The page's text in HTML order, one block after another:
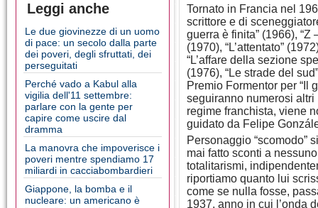
Leggi anche
Le due giovinezze di un uomo
di pace: un secolo dalla parte
dei poveri, degli sfruttati, dei
perseguitati
Perché vado a Kabul alla
vigilia dell'11 settembre:
parlare con la gente per
capire come uscire dal
dramma
La manovra che impoverisce i
poveri mentre spendiamo 17
miliardi in cacciabombardieri
Giappone, la bomba e il
nucleare: un americano è
Tornato in Francia nel
scrittore e di
guerra è finita” (1966), “Z
(1970), “L’attentato”
“L’affare della sezione
(1976), “Le strade del
Premio Formentor per “Il
seguiranno numerosi
regime franchista, viene
guidato da Felipe
Personaggio “scomodo”
mai fatto sconti a
totalitarismi,
riportiamo quanto lui
come se nulla fosse,
1937, anno in cui l’onda